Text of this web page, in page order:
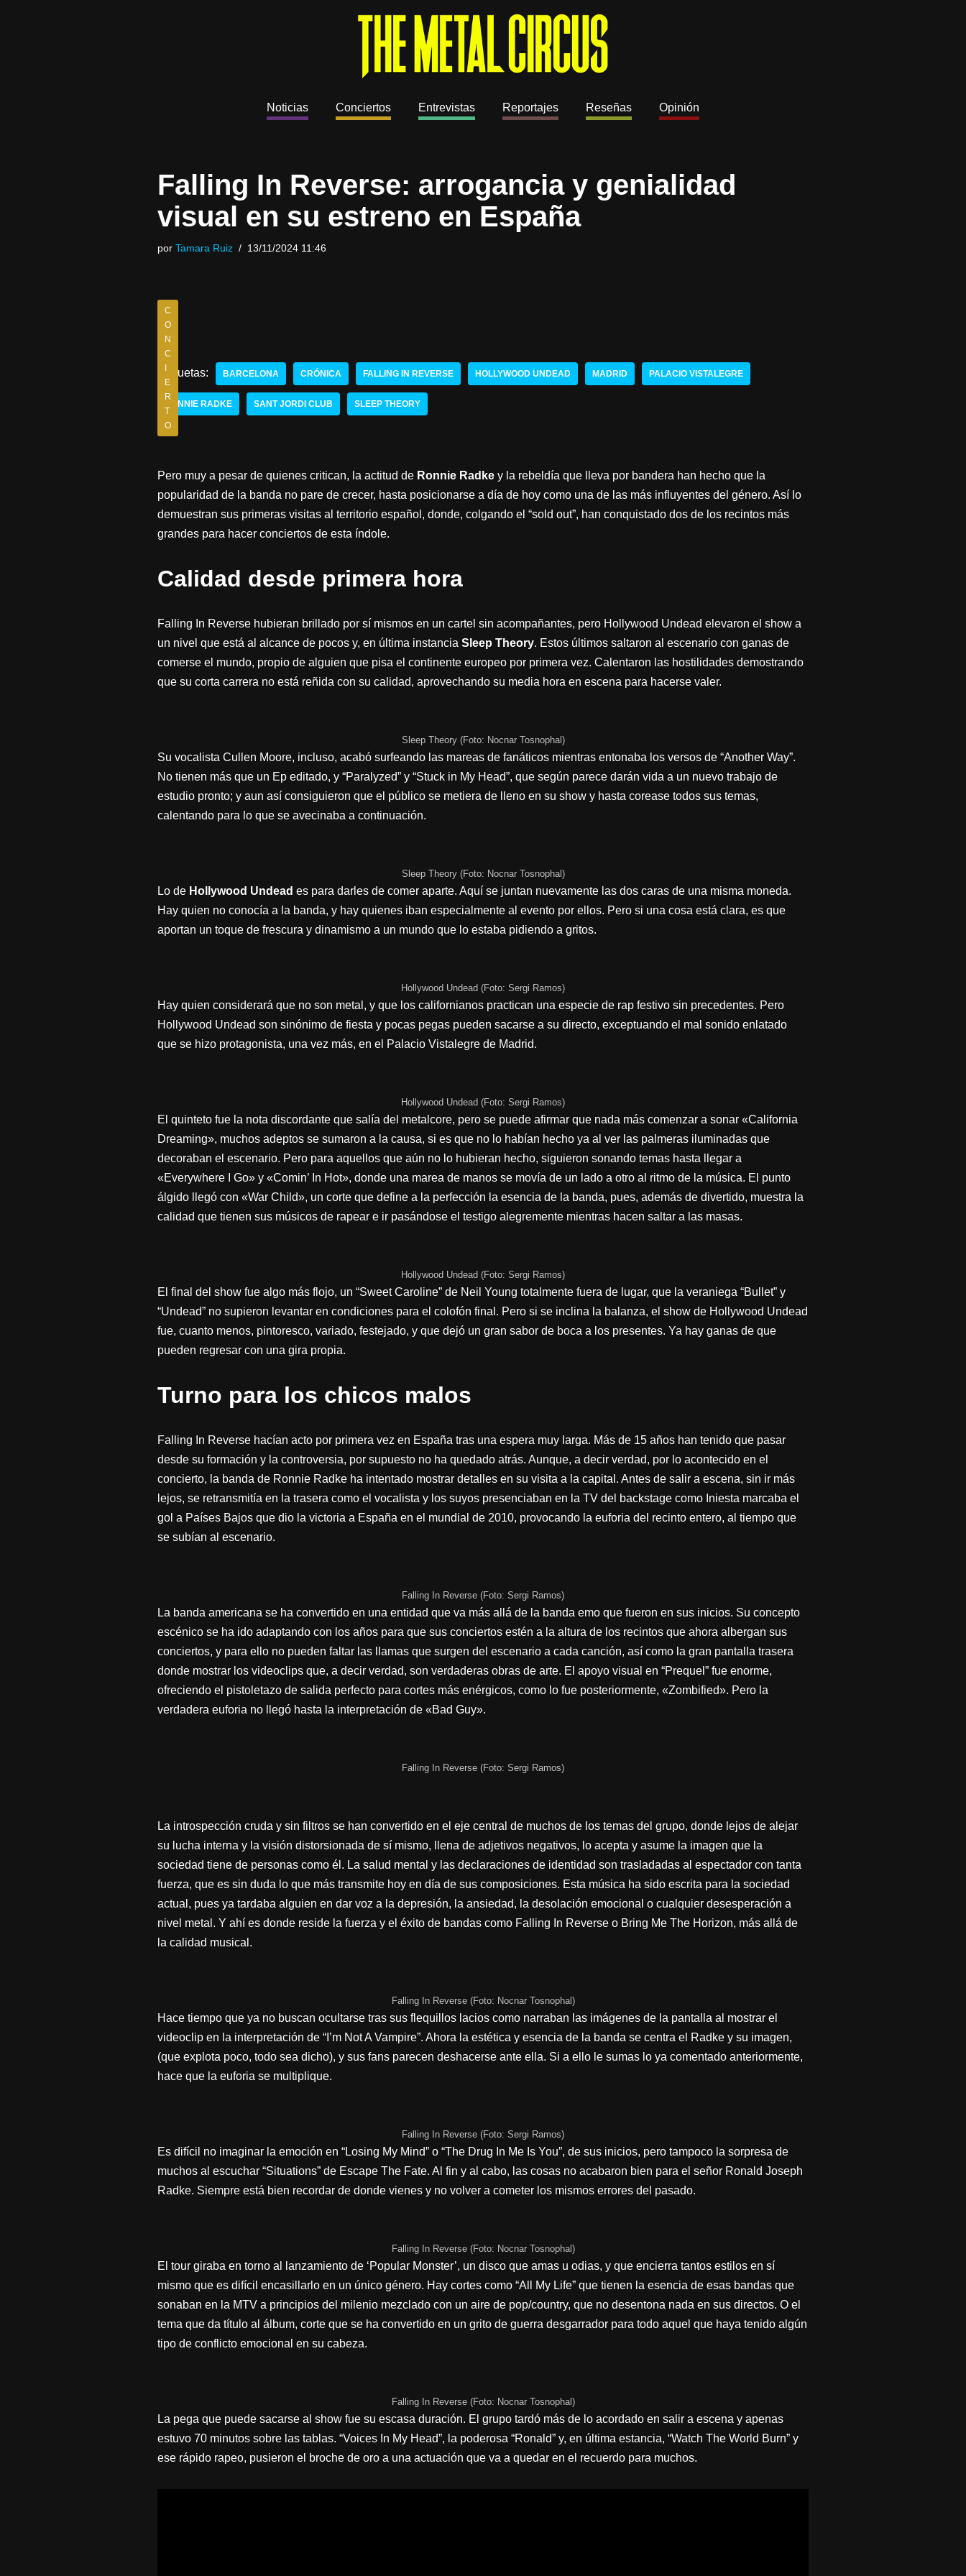
Noticias Conciertos Entrevistas Reportajes Reseñas Opinión
Falling In Reverse: arrogancia y genialidad
visual en su estreno en España
por Tamara Ruiz 13/11/2024 11:46
C
O
N
C
E
R
T
O
Etiquetas: BARCELONA CRÓNICA FALLING IN REVERSE HOLLYWOOD UNDEAD MADRID PALACIO VISTALEGRE
RONNIE RADKE SANT JORDI CLUB SLEEP THEORY
Pero muy a pesar de quienes critican, la actitud de Ronnie Radke y la rebeldía que lleva por bandera han hecho que la
popularidad de la banda no pare de crecer, hasta posicionarse a día de hoy como una de las más influyentes del género. Así lo
demuestran sus primeras visitas al territorio español, donde, colgando el “sold out”, han conquistado dos de los recintos más
grandes para hacer conciertos de esta índole.
Calidad desde primera hora
Falling In Reverse hubieran brillado por sí mismos en un cartel sin acompañantes, pero Hollywood Undead elevaron el show a
un nivel que está al alcance de pocos y, en última instancia Sleep Theory. Estos últimos saltaron al escenario con ganas de
comerse el mundo, propio de alguien que pisa el continente europeo por primera vez. Calentaron las hostilidades demostrando
que su corta carrera no está reñida con su calidad, aprovechando su media hora en escena para hacerse valer.
Sleep Theory (Foto: Nocnar Tosnophal)
Su vocalista Cullen Moore, incluso, acabó surfeando las mareas de fanáticos mientras entonaba los versos de “Another Way”.
No tienen más que un Ep editado, y “Paralyzed” y “Stuck in My Head”, que según parece darán vida a un nuevo trabajo de
estudio pronto; y aun así consiguieron que el público se metiera de lleno en su show y hasta corease todos sus temas,
calentando para lo que se avecinaba a continuación.
Sleep Theory (Foto: Nocnar Tosnophal)
Lo de Hollywood Undead es para darles de comer aparte. Aquí se juntan nuevamente las dos caras de una misma moneda.
Hay quien no conocía a la banda, y hay quienes iban especialmente al evento por ellos. Pero si una cosa está clara, es que
aportan un toque de frescura y dinamismo a un mundo que lo estaba pidiendo a gritos.
Hollywood Undead (Foto: Sergi Ramos)
Hay quien considerará que no son metal, y que los californianos practican una especie de rap festivo sin precedentes. Pero
Hollywood Undead son sinónimo de fiesta y pocas pegas pueden sacarse a su directo, exceptuando el mal sonido enlatado
que se hizo protagonista, una vez más, en el Palacio Vistalegre de Madrid.
Hollywood Undead (Foto: Sergi Ramos)
El quinteto fue la nota discordante que salía del metalcore, pero se puede afirmar que nada más comenzar a sonar «California
Dreaming», muchos adeptos se sumaron a la causa, si es que no lo habían hecho ya al ver las palmeras iluminadas que
decoraban el escenario. Pero para aquellos que aún no lo hubieran hecho, siguieron sonando temas hasta llegar a
«Everywhere I Go» y «Comin’ In Hot», donde una marea de manos se movía de un lado a otro al ritmo de la música. El punto
álgido llegó con «War Child», un corte que define a la perfección la esencia de la banda, pues, además de divertido, muestra la
calidad que tienen sus músicos de rapear e ir pasándose el testigo alegremente mientras hacen saltar a las masas.
Hollywood Undead (Foto: Sergi Ramos)
El final del show fue algo más flojo, un “Sweet Caroline” de Neil Young totalmente fuera de lugar, que la veraniega “Bullet” y
“Undead” no supieron levantar en condiciones para el colofón final. Pero si se inclina la balanza, el show de Hollywood Undead
fue, cuanto menos, pintoresco, variado, festejado, y que dejó un gran sabor de boca a los presentes. Ya hay ganas de que
pueden regresar con una gira propia.
Turno para los chicos malos
Falling In Reverse hacían acto por primera vez en España tras una espera muy larga. Más de 15 años han tenido que pasar
desde su formación y la controversia, por supuesto no ha quedado atrás. Aunque, a decir verdad, por lo acontecido en el
concierto, la banda de Ronnie Radke ha intentado mostrar detalles en su visita a la capital. Antes de salir a escena, sin ir más
lejos, se retransmitía en la trasera como el vocalista y los suyos presenciaban en la TV del backstage como Iniesta marcaba el
gol a Países Bajos que dio la victoria a España en el mundial de 2010, provocando la euforia del recinto entero, al tiempo que
se subían al escenario.
Falling In Reverse (Foto: Sergi Ramos)
La banda americana se ha convertido en una entidad que va más allá de la banda emo que fueron en sus inicios. Su concepto
escénico se ha ido adaptando con los años para que sus conciertos estén a la altura de los recintos que ahora albergan sus
conciertos, y para ello no pueden faltar las llamas que surgen del escenario a cada canción, así como la gran pantalla trasera
donde mostrar los videoclips que, a decir verdad, son verdaderas obras de arte. El apoyo visual en “Prequel” fue enorme,
ofreciendo el pistoletazo de salida perfecto para cortes más enérgicos, como lo fue posteriormente, «Zombified». Pero la
verdadera euforia no llegó hasta la interpretación de «Bad Guy».
Falling In Reverse (Foto: Sergi Ramos)
La introspección cruda y sin filtros se han convertido en el eje central de muchos de los temas del grupo, donde lejos de alejar
su lucha interna y la visión distorsionada de sí mismo, llena de adjetivos negativos, lo acepta y asume la imagen que la
sociedad tiene de personas como él. La salud mental y las declaraciones de identidad son trasladadas al espectador con tanta
fuerza, que es sin duda lo que más transmite hoy en día de sus composiciones. Esta música ha sido escrita para la sociedad
actual, pues ya tardaba alguien en dar voz a la depresión, la ansiedad, la desolación emocional o cualquier desesperación a
nivel metal. Y ahí es donde reside la fuerza y el éxito de bandas como Falling In Reverse o Bring Me The Horizon, más allá de
la calidad musical.
Falling In Reverse (Foto: Nocnar Tosnophal)
Hace tiempo que ya no buscan ocultarse tras sus flequillos lacios como narraban las imágenes de la pantalla al mostrar el
videoclip en la interpretación de “I’m Not A Vampire”. Ahora la estética y esencia de la banda se centra el Radke y su imagen,
(que explota poco, todo sea dicho), y sus fans parecen deshacerse ante ella. Si a ello le sumas lo ya comentado anteriormente,
hace que la euforia se multiplique.
Falling In Reverse (Foto: Sergi Ramos)
Es difícil no imaginar la emoción en “Losing My Mind” o “The Drug In Me Is You”, de sus inicios, pero tampoco la sorpresa de
muchos al escuchar “Situations” de Escape The Fate. Al fin y al cabo, las cosas no acabaron bien para el señor Ronald Joseph
Radke. Siempre está bien recordar de donde vienes y no volver a cometer los mismos errores del pasado.
Falling In Reverse (Foto: Nocnar Tosnophal)
El tour giraba en torno al lanzamiento de ‘Popular Monster’, un disco que amas u odias, y que encierra tantos estilos en sí
mismo que es difícil encasillarlo en un único género. Hay cortes como “All My Life” que tienen la esencia de esas bandas que
sonaban en la MTV a principios del milenio mezclado con un aire de pop/country, que no desentona nada en sus directos. O el
tema que da título al álbum, corte que se ha convertido en un grito de guerra desgarrador para todo aquel que haya tenido algún
tipo de conflicto emocional en su cabeza.
Falling In Reverse (Foto: Nocnar Tosnophal)
La pega que puede sacarse al show fue su escasa duración. El grupo tardó más de lo acordado en salir a escena y apenas
estuvo 70 minutos sobre las tablas. “Voices In My Head”, la poderosa “Ronald” y, en última estancia, “Watch The World Burn” y
ese rápido rapeo, pusieron el broche de oro a una actuación que va a quedar en el recuerdo para muchos.